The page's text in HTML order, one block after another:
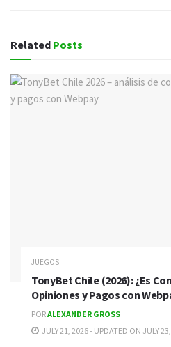
Related Posts
JUEGOS
TonyBet Chile (2026): ¿Es
Opiniones y Pagos con
PORALEXANDER GROSS
JULY 21, 2026 - UPDATED ON JULY